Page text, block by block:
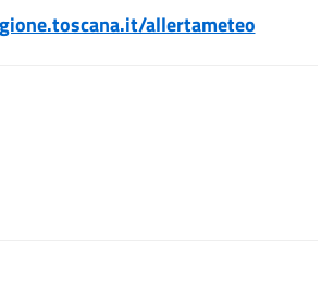
allertameteo